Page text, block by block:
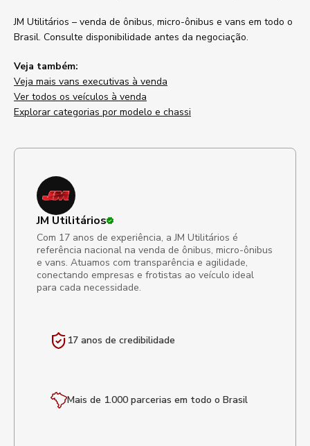
JM Utilitários – venda de ônibus, micro-ônibus e vans em todo o
Brasil. Consulte disponibilidade antes da negociação.
Veja também:
Veja mais vans executivas à venda
Ver todos os veículos à venda
Explorar categorias por modelo e chassi
JM Utilitários
Com 17 anos de experiência, a JM Utilitários é
referência nacional na venda de ônibus, micro-ônibus
e vans. Atuamos com transparência e agilidade,
conectando empresas e frotistas ao veículo ideal
para cada necessidade.
17 anos de credibilidade
Mais de 1.000 parcerias em todo o Brasil